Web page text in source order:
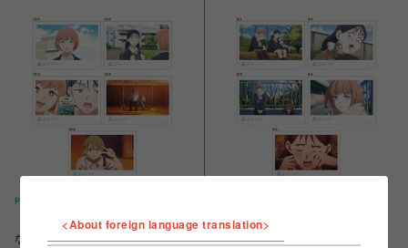
【霧尾ファンクラブ】推し専用ま
なざしスナップ（アニメ10話・全
【霧尾ファンクラブ】推し専用ま
なざしスナップ（アニメ9話・全5
<About foreign language translation>